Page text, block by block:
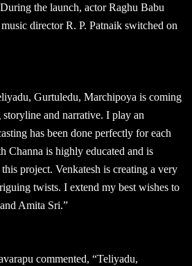
the launch, actor Raghu Babu
director R. P. Patnaik switched on
Gurtuledu, Marchipoya is coming
and narrative. I play an
has been done perfectly for each
Channa is highly educated and is
project. Venkatesh is creating a very
twists. I extend my best wishes to
Amita Sri.”
commented, “Teliyadu,